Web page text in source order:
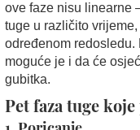
ove faze nisu linearne
tuge u različito
određenom redosledu.
moguće je i da će
gubitka.
Pet faza tuge